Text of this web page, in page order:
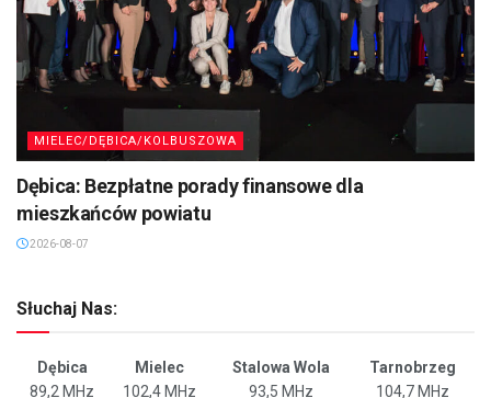
MIELEC/DĘBICA/KOLBUSZOWA
Dębica: Bezpłatne porady finansowe dla
mieszkańców powiatu
2026-08-07
Słuchaj Nas:
Dębica Mielec Stalowa Wola
Tarnobrzeg
89,2 MHz
102,4 MHz 93,5 MHz 104,7 MHz